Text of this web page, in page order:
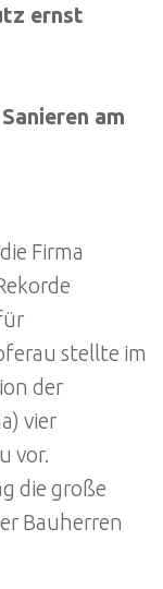
ernst
am
Firma
stellte im
der
vier
vor.
die große
Bauherren